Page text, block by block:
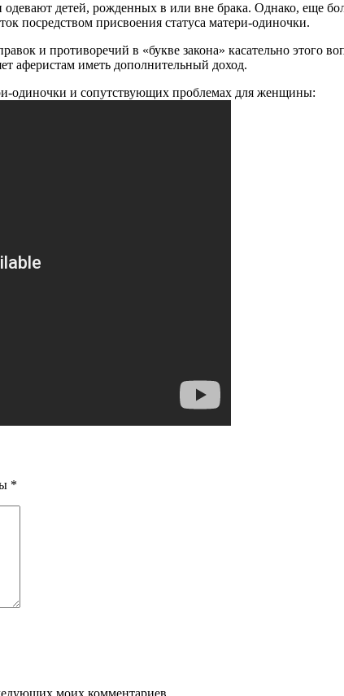
детей, рожденных в или вне брака. Однако, еще
посредством присвоения статуса матери-одиночки.
и противоречий в «букве закона» касательно этого
аферистам иметь дополнительный доход.
одиночки и сопутствующих проблемах для женщины:
*
моих комментариев.